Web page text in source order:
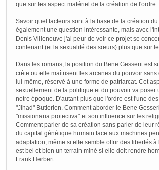
que sur les aspect matériel de la création de l'ordre.
Savoir quel facteurs sont à la base de la création
également une question intéressante, mais avec
Denis Villeneuve j'ai peur de voir ce projet se
contenant (et la sexualité des sœurs) plus que sur
Dans les romans, la position du Bene Gesserit est
crête ou elle maîtrisent les arcanes du pouvoir
lui-même, réservé à une forme de patriarcat. Cet
sexuellement de la politique et du pouvoir va poser
notre époque. D'autant plus que l'ordre est l'une
"Jihad" Butlerien. Comment aborder le Bene
"missionaria protectiva" et son influence sur les
Comment parler de sa création sans parler de leur
du capital génétique humain face aux machines
adaptation, même si elle semble offrir des libertés à
est bel et bien un terrain miné si elle doit rendre
Frank Herbert.